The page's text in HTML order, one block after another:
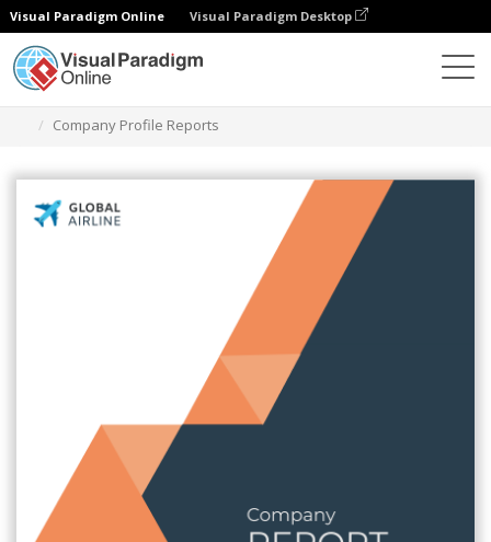
Visual Paradigm Online Visual Paradigm Desktop
Company Profile Reports